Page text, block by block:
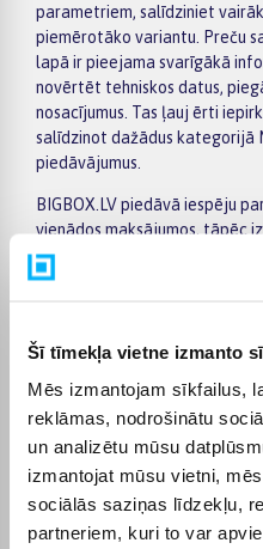
Šī tīmekļa vietne izmanto
Mēs izmantojam sīkfailus,
reklāmas, nodrošinātu
un analizētu mūsu
izmantojat mūsu vietni,
sociālās saziņas līdzekļu,
partneriem, kuri to var
parametriem, salīdziniet
piemērotāko variantu. Preču
lapā ir pieejama svarīgākā
novērtēt tehniskos datus,
nosacījumus. Tas ļauj ērti
salīdzinot dažādus kategorijā
piedāvājumus.
BIGBOX.LV piedāvā iespēju
vienādos maksājumos, tāpēc
iegādāties ērtāk, sadalot
ir pieejama visā Latvijā:
preces piegādes termiņš
lapā.
Piemērotu preci no
norādītajā termiņā, lai
ērtā veidā.